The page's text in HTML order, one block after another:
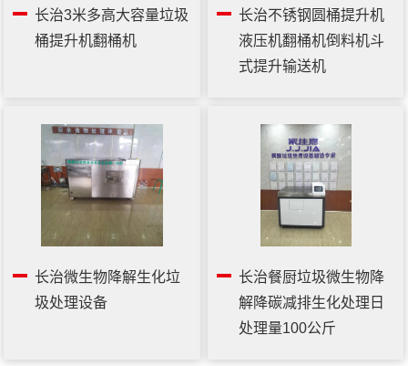
长治3米多高大容量垃圾
桶提升机翻桶机
长治不锈钢圆桶提升机
液压机翻桶机倒料机斗
式提升输送机
长治微生物降解生化垃
圾处理设备
长治餐厨垃圾微生物降
解降碳减排生化处理日
处理量100公斤